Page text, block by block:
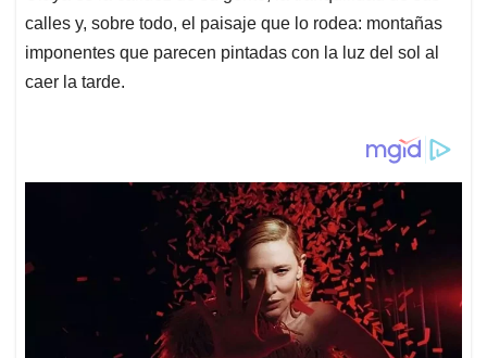
calles y, sobre todo, el paisaje que lo rodea: montañas
imponentes que parecen pintadas con la luz del sol al
caer la tarde.